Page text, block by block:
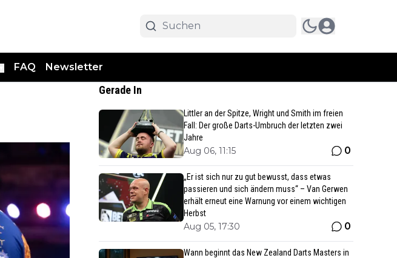
FAQ Newsletter
Gerade In
Littler an der Spitze, Wright und Smith im freien
Fall: Der große Darts-Umbruch der letzten zwei
Jahre
Aug 06, 11:15 0
„Er ist sich nur zu gut bewusst, dass etwas
passieren und sich ändern muss“ – Van Gerwen
erhält erneut eine Warnung vor einem wichtigen
Herbst
Aug 05, 17:30 0
Wann beginnt das New Zealand Darts Masters in